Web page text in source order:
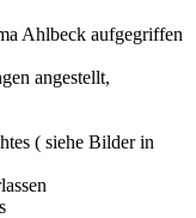
Ahlbeck aufgegriffen
angestellt,
( siehe Bilder in